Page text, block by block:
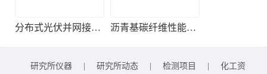
分布式光伏并网接入测试 沥青基碳纤维性能检测
研究所仪器 研究所动态 检测项目 化工资